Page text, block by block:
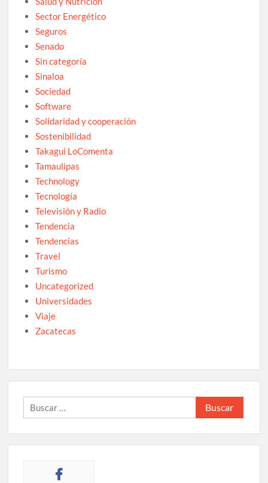
Sector Energético
Seguros
Senado
Sin categoría
Sinaloa
Sociedad
Software
Solidaridad y cooperación
Sostenibilidad
Takagui LoComenta
Tamaulipas
Technology
Tecnología
Televisión y Radio
Tendencia
Tendencias
Travel
Turismo
Uncategorized
Universidades
Viaje
Zacatecas
Buscar: